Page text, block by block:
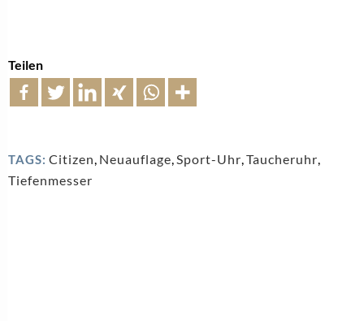
Teilen
TAGS: Citizen, Neuauflage,Sport-Uhr,Taucheruhr,
Tiefenmesser